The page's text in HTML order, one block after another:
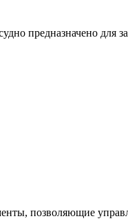
предназначено для
позволяющие